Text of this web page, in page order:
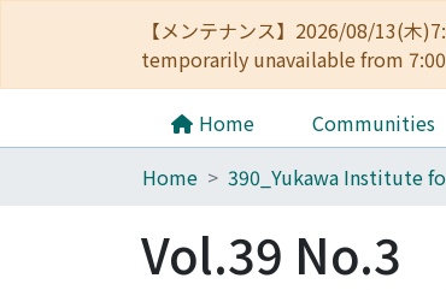
【メンテナンス】2026/08/13(木
temporarily unavailable from
Home Communities
Home
Vol.39 No.3